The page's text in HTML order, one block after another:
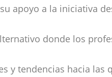
apoyo a la iniciativa
donde los
y tendencias hacia las